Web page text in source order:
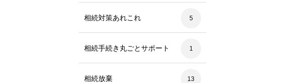
相続対策あれこれ 5
相続手続き丸ごとサポート 1
相続放棄 13